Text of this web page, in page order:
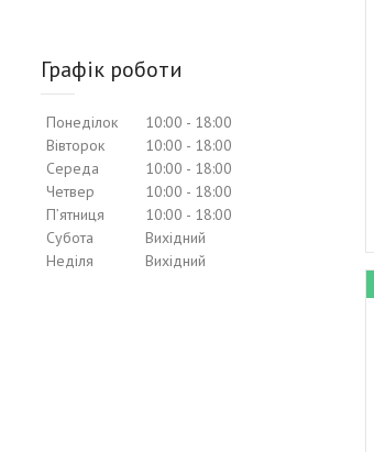
Графік роботи
Понеділок 10:00
18:00
Вівторок
10:00
18:00
Середа
10:00
18:00
Четвер
10:00
18:00
Пʼятниця
10:00
18:00
Субота
Вихідний
Неділя
Вихідний